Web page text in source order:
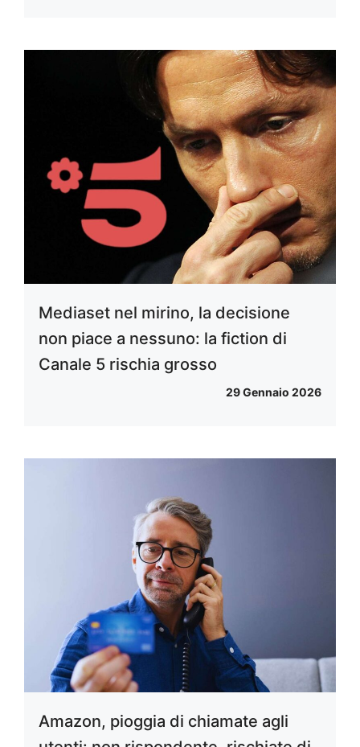
Mediaset nel mirino, la decisione
non piace a nessuno: la fiction di
Canale 5 rischia grosso
29 Gennaio 2026
Amazon, pioggia di chiamate agli